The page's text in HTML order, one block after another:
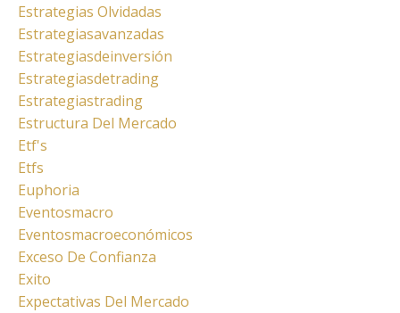
Estrategias Olvidadas
Estrategiasavanzadas
Estrategiasdeinversión
Estrategiasdetrading
Estrategiastrading
Estructura Del Mercado
Etf's
Etfs
Euphoria
Eventosmacro
Eventosmacroeconómicos
Exceso De Confianza
Exito
Expectativas Del Mercado